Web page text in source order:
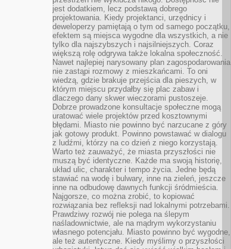
jest dodatkiem, lecz podstawą dobrego
projektowania. Kiedy projektanci, urzędnicy i
deweloperzy pamiętają o tym od samego początku,
efektem są miejsca wygodne dla wszystkich, a nie
tylko dla najszybszych i najsilniejszych. Coraz
większą rolę odgrywa także lokalna społeczność.
Nawet najlepiej narysowany plan zagospodarowania
nie zastąpi rozmowy z mieszkańcami. To oni
wiedzą, gdzie brakuje przejścia dla pieszych, w
którym miejscu przydałby się plac zabaw i
dlaczego dany skwer wieczorami pustoszeje.
Dobrze prowadzone konsultacje społeczne mogą
uratować wiele projektów przed kosztownymi
błędami. Miasto nie powinno być narzucane z góry
jak gotowy produkt. Powinno powstawać w dialogu
z ludźmi, którzy na co dzień z niego korzystają.
Warto też zauważyć, że miasta przyszłości nie
muszą być identyczne. Każde ma swoją historię,
układ ulic, charakter i tempo życia. Jedne będą
stawiać na wodę i bulwary, inne na zieleń, jeszcze
inne na odbudowę dawnych funkcji śródmieścia.
Najgorsze, co można zrobić, to kopiować
rozwiązania bez refleksji nad lokalnymi potrzebami.
Prawdziwy rozwój nie polega na ślepym
naśladownictwie, ale na mądrym wykorzystaniu
własnego potencjału. Miasto powinno być wygodne,
ale też autentyczne. Kiedy myślimy o przyszłości